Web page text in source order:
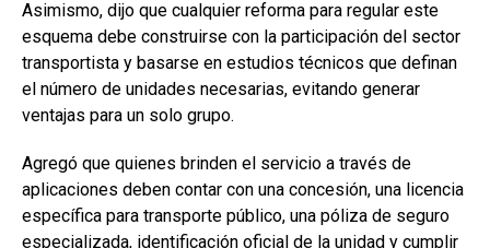
Asimismo, dijo que cualquier reforma para regular este
esquema debe construirse con la participación del sector
transportista y basarse en estudios técnicos que definan
el número de unidades necesarias, evitando generar
ventajas para un solo grupo.
Agregó que quienes brinden el servicio a través de
aplicaciones deben contar con una concesión, una licencia
específica para transporte público, una póliza de seguro
especializada, identificación oficial de la unidad y cumplir